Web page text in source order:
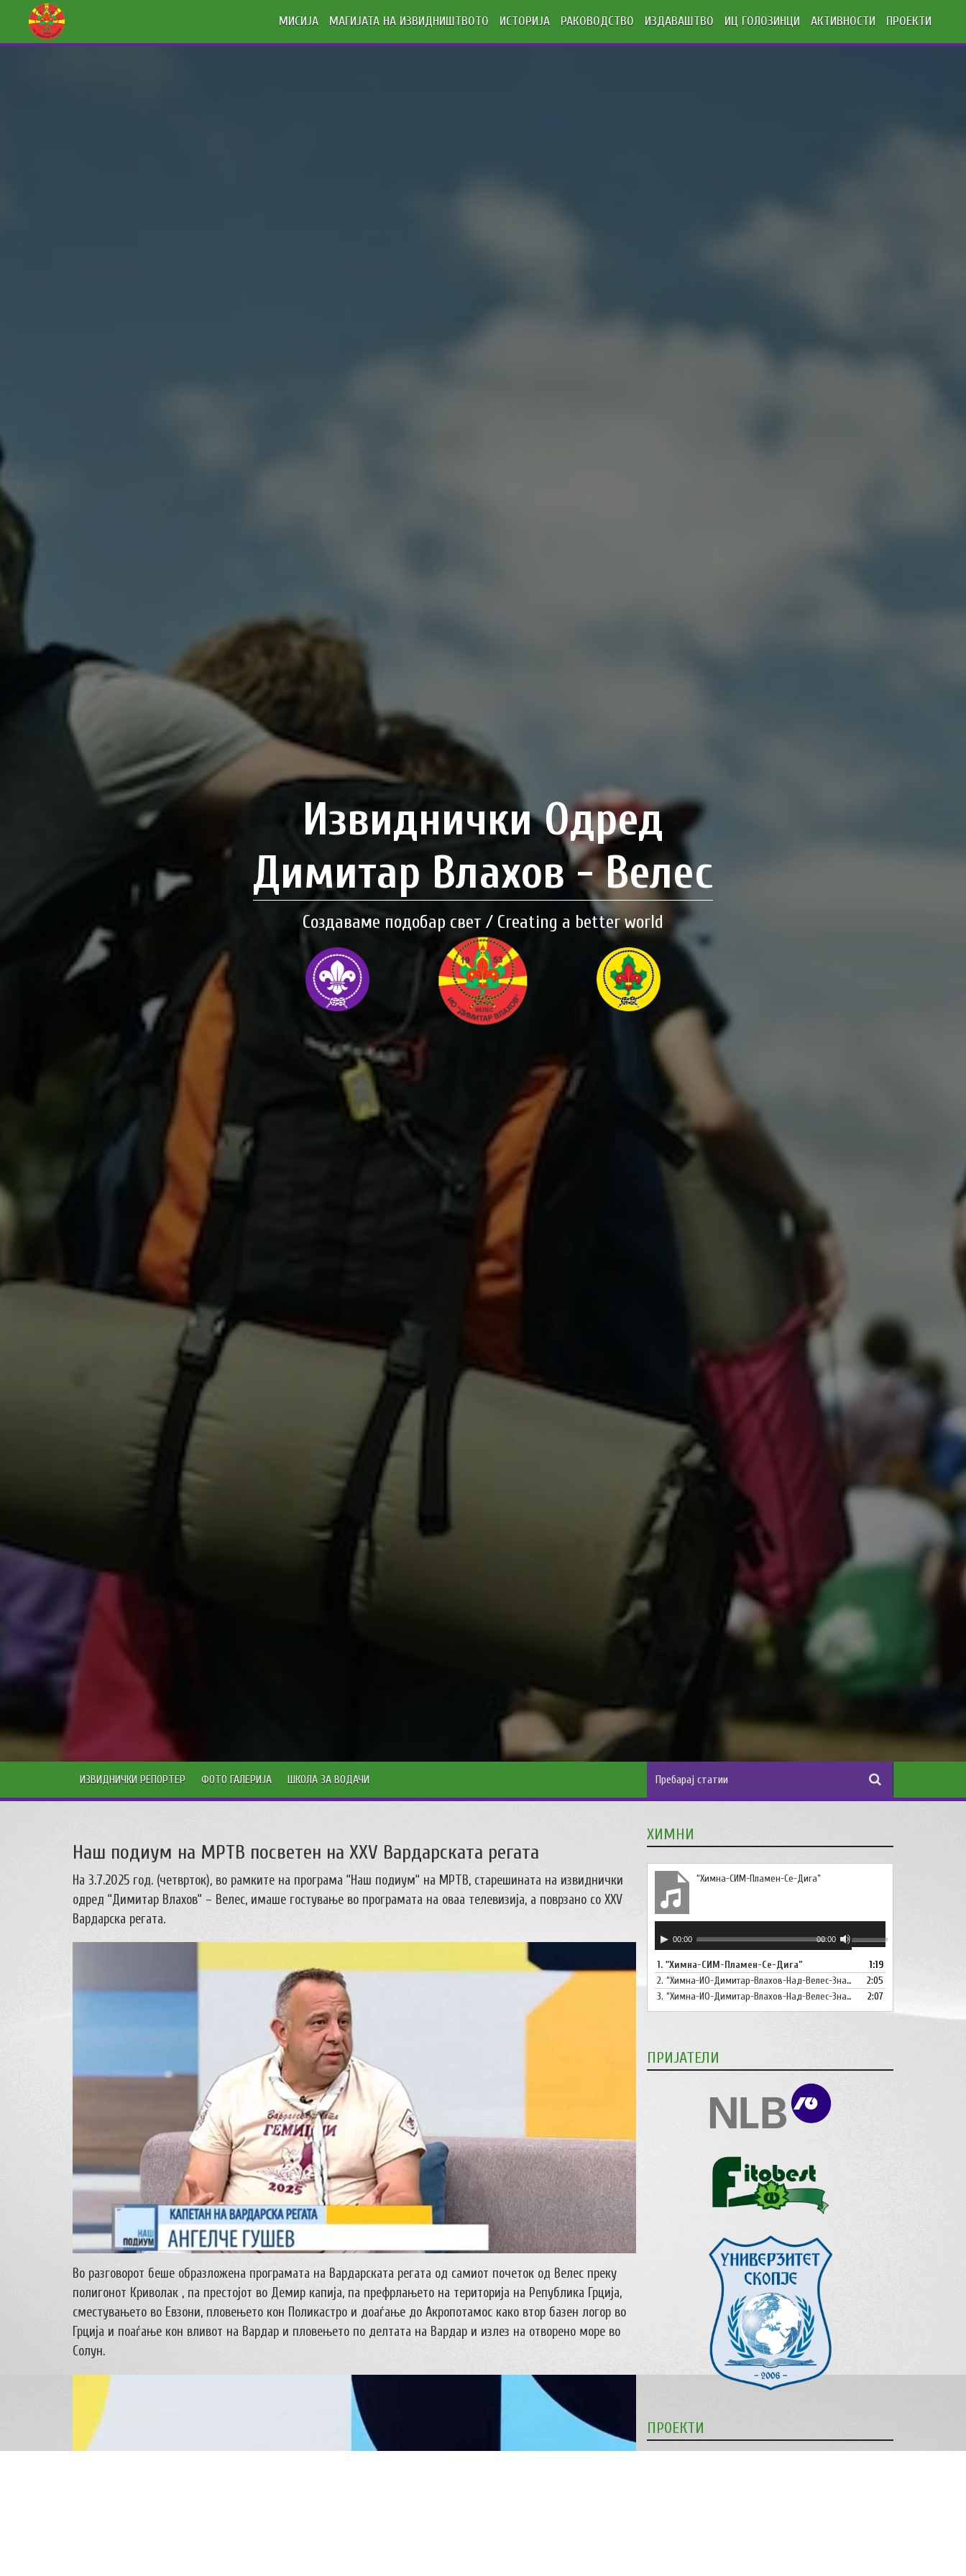
МИСИЈА МАГИЈАТА НА ИЗВИДНИШТВОТО ИСТОРИЈА РАКОВОДСТВО ИЗДАВАШТВО ИЦ ГОЛОЗИНЦИ АКТИВНОСТИ ПРОЕКТИ
Извиднички Одред
Димитар Влахов - Велес
Создаваме подобар свет / Creating a better world
ИЗВИДНИЧКИ РЕПОРТЕР ФОТО ГАЛЕРИЈА ШКОЛА ЗА ВОДАЧИ
Наш подиум на МРТВ посветен на XXV Вардарската регата
На 3.7.2025 год. (четврток), во рамките на програма “Наш подиум“ на МРТВ, старешината на извиднички
одред “Димитар Влахов“ – Велес, имаше гостување во програмата на оваа телевизија, а поврзано со XXV
Вардарска регата.
Во разговорот беше образложена програмата на Вардарската регата од самиот почеток од Велес преку
полигонот Криволак , па престојот во Демир капија, па префрлањето на територија на Република Грција,
сместувањето во Евзони, пловењето кон Поликастро и доаѓање до Акропотамос како втор базен логор во
Грција и поаѓање кон вливот на Вардар и пловењето по делтата на Вардар и излез на отворено море во
Солун.
ХИМНИ
“Химна-СИМ-Пламен-Се-Дига”
плејер00:00 00:00
ги
копшињата
Горна
стрела/
Долна
или
1.“Химна-СИМ-Пламен-Се-Дига”
1:19
2.“Химна-ИО-Димитар-Влахов-Над-Велес-Знаме-Се-Вее”
2:05
3.“Химна-ИО-Димитар-Влахов-Над-Велес-Знаме-Се-Вее-Инструментал” 2:07
ПРИЈАТЕЛИ
ПРОЕКТИ